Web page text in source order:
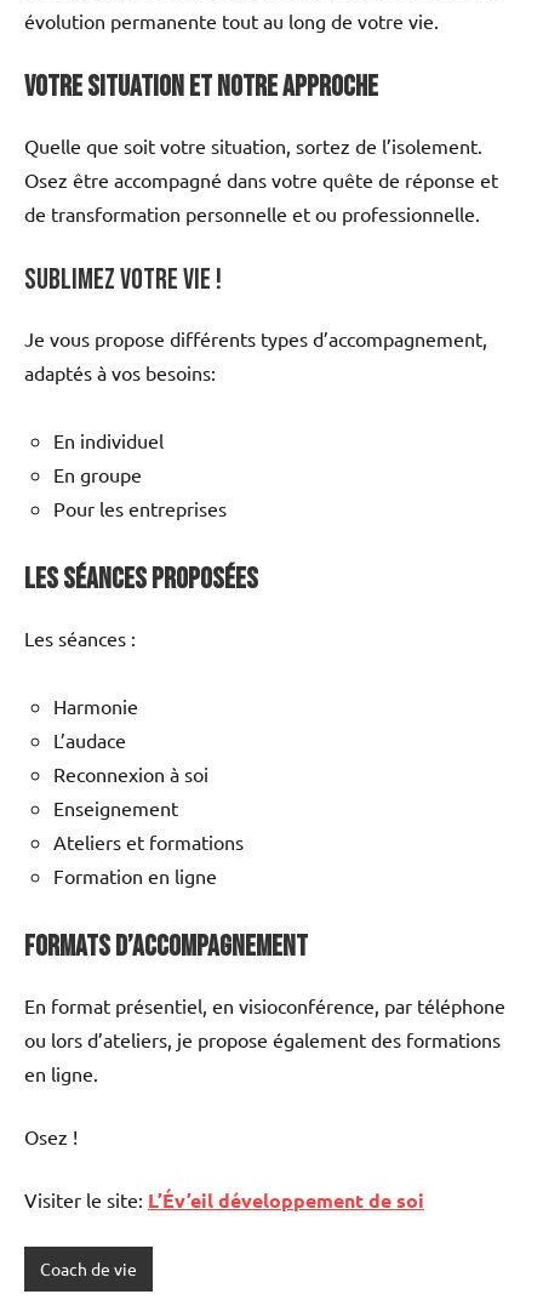
évolution permanente tout au long de votre vie.
Votre Situation et Notre Approche
Quelle que soit votre situation, sortez de l’isolement.
Osez être accompagné dans votre quête de réponse et
de transformation personnelle et ou professionnelle.
Sublimez votre vie !
Je vous propose différents types d’accompagnement,
adaptés à vos besoins:
En individuel
En groupe
Pour les entreprises
Les Séances Proposées
Les séances :
Harmonie
L’audace
Reconnexion à soi
Enseignement
Ateliers et formations
Formation en ligne
Formats d’Accompagnement
En format présentiel, en visioconférence, par téléphone
ou lors d’ateliers, je propose également des formations
en ligne.
Osez !
Visiter le site: L’Év’eil développement de soi
Coach de vie